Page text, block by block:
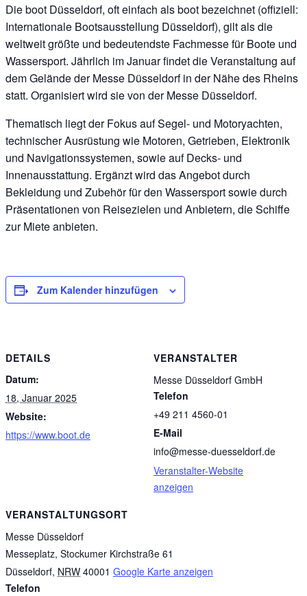
Die boot Düsseldorf, oft einfach als boot bezeichnet (offiziell:
Internationale Bootsausstellung Düsseldorf), gilt als die
weltweit größte und bedeutendste Fachmesse für Boote und
Wassersport. Jährlich im Januar findet die Veranstaltung auf
dem Gelände der Messe Düsseldorf in der Nähe des Rheins
statt. Organisiert wird sie von der Messe Düsseldorf.
Thematisch liegt der Fokus auf Segel- und Motoryachten,
technischer Ausrüstung wie Motoren, Getrieben, Elektronik
und Navigationssystemen, sowie auf Decks- und
Innenausstattung. Ergänzt wird das Angebot durch
Bekleidung und Zubehör für den Wassersport sowie durch
Präsentationen von Reisezielen und Anbietern, die Schiffe
zur Miete anbieten.
Zum Kalender hinzufügen
DETAILS
Datum:
18, Januar 2025
Website:
https://www.boot.de
VERANSTALTUNGSORT
Messe Düsseldorf
Messeplatz, Stockumer Kirchstraße 61
Düsseldorf, NRW 40001 Google Karte anzeigen
Telefon
VERANSTALTER
Messe Düsseldorf GmbH
Telefon
+49 211 4560-01
E-Mail
info@messe-duesseldorf.de
Veranstalter-Website
anzeigen